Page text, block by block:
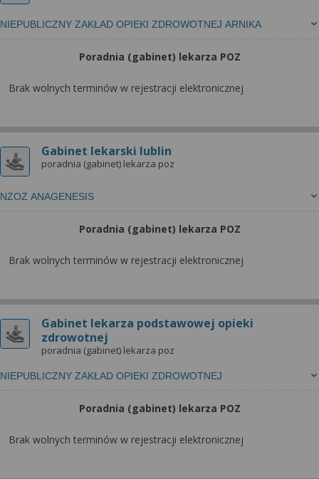
NIEPUBLICZNY ZAKŁAD OPIEKI ZDROWOTNEJ ARNIKA
Poradnia (gabinet) lekarza POZ
Brak wolnych terminów w rejestracji elektronicznej
Gabinet lekarski lublin
poradnia (gabinet) lekarza poz
NZOZ ANAGENESIS
Poradnia (gabinet) lekarza POZ
Brak wolnych terminów w rejestracji elektronicznej
Gabinet lekarza podstawowej opieki
zdrowotnej
poradnia (gabinet) lekarza poz
NIEPUBLICZNY ZAKŁAD OPIEKI ZDROWOTNEJ
Poradnia (gabinet) lekarza POZ
Brak wolnych terminów w rejestracji elektronicznej